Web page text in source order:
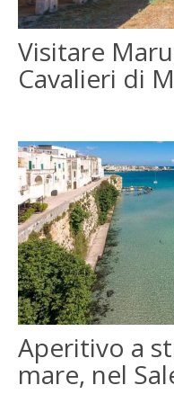
FRANÇAIS
Visitare
Cavalieri di
Aperitivo a
mare, nel